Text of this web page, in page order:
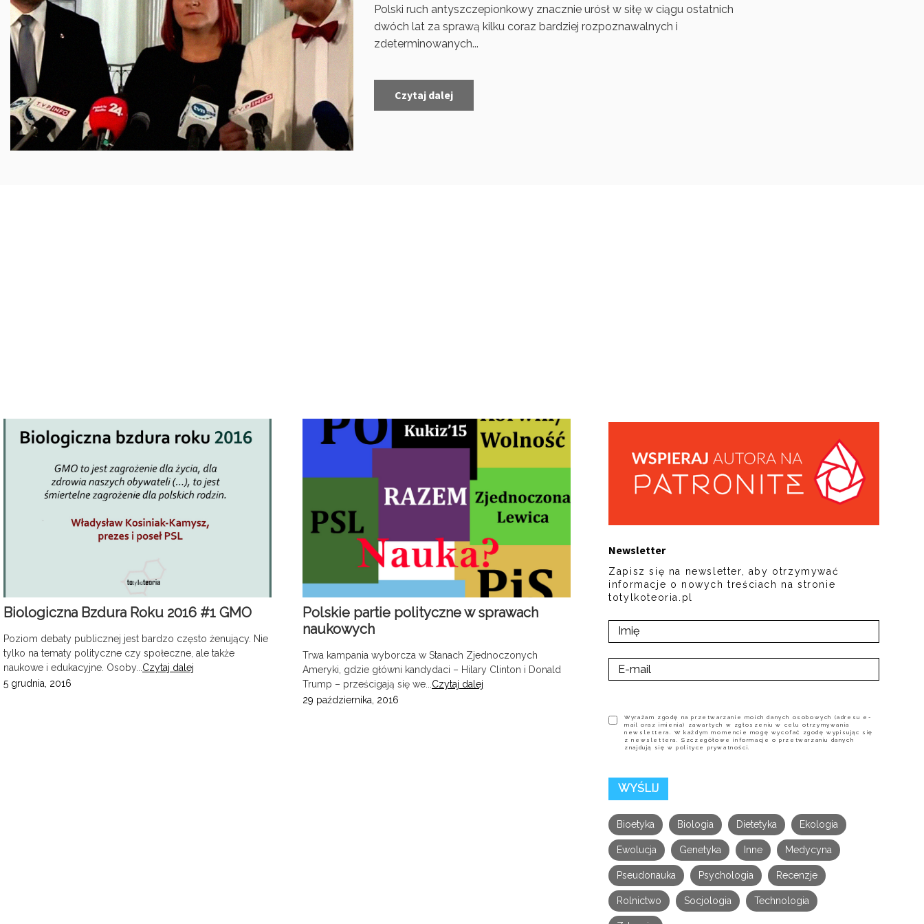
Polski ruch antyszczepionkowy znacznie urósł w siłę w ciągu ostatnich
dwóch lat za sprawą kilku coraz bardziej rozpoznawalnych i
zdeterminowanych...
Czytaj dalej
Biologiczna Bzdura Roku 2016 #1 GMO
Poziom debaty publicznej jest bardzo często żenujący. Nie
tylko na tematy polityczne czy społeczne, ale także
naukowe i edukacyjne. Osoby... Czytaj dalej
5 grudnia, 2016
Polskie partie polityczne w sprawach
naukowych
Trwa kampania wyborcza w Stanach Zjednoczonych
Ameryki, gdzie główni kandydaci – Hilary Clinton i Donald
Trump – prześcigają się we... Czytaj dalej
29 października, 2016
Newsletter
Zapisz się na newsletter, aby otrzymywać
informacje o nowych treściach na stronie
totylkoteoria.pl
Wyrażam zgodę na przetwarzanie moich danych osobowych (adresu e-
mail oraz imienia) zawartych w zgłoszeniu w celu otrzymywania
newslettera. W każdym momencie mogę wycofać zgodę wypisując się
z newslettera. Szczegółowe informacje o przetwarzaniu danych
znajdują się w polityce prywatności.
Bioetyka Biologia Dietetyka Ekologia
Ewolucja Genetyka Inne Medycyna
Pseudonauka Psychologia Recenzje
Rolnictwo Socjologia Technologia